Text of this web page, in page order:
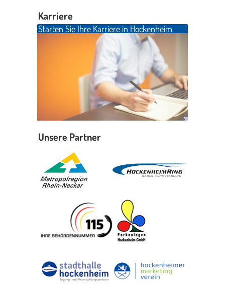
Karriere
Starten Sie Ihre Karriere in Hockenheim
Unsere Partner